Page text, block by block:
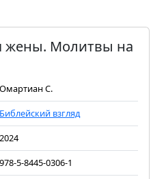
жены. Молитвы на
Омартиан С.
Библейский взгляд
2024
978-5-8445-0306-1